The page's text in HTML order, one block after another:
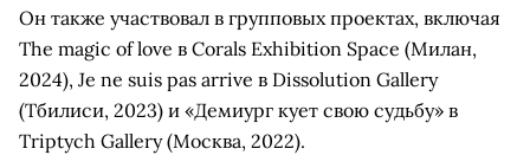
Он также участвовал в групповых проектах, включая
The magic of love в Corals Exhibition Space (Милан,
2024), Je ne suis pas arrive в Dissolution Gallery
(Тбилиси, 2023) и «Демиург кует свою судьбу» в
Triptych Gallery (Москва, 2022).